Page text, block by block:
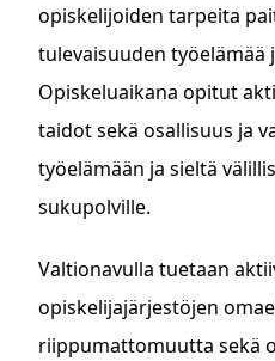
opiskelijoiden tarpeita
tulevaisuuden työelämää
Opiskeluaikana opitut
taidot sekä osallisuus ja
työelämään ja sieltä
sukupolville.
Valtionavulla tuetaan
opiskelijajärjestöjen
riippumattomuutta sekä